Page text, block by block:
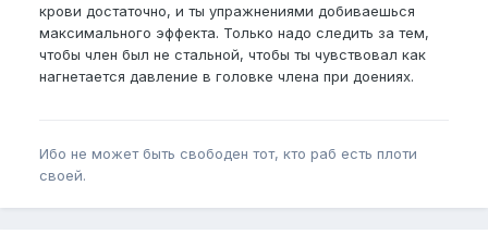
крови достаточно, и ты упражнениями добиваешься
максимального эффекта. Только надо следить за тем,
чтобы член был не стальной, чтобы ты чувствовал как
нагнетается давление в головке члена при доениях.
Ибо не может быть свободен тот, кто раб есть плоти
своей.